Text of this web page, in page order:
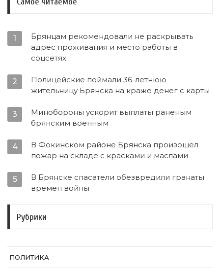
1
Брянцам рекомендовали не раскрывать
адрес проживания и место работы в
соцсетях
2
Полицейские поймали 36-летнюю
жительницу Брянска на краже денег с карты
3
Минобороны ускорит выплаты раненым
брянским военным
4
В Фокинском районе Брянска произошел
пожар на складе с красками и маслами
5
В Брянске спасатели обезвредили гранаты
времен войны
Рубрики
ПОЛИТИКА